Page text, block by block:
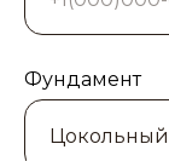
Фундамент